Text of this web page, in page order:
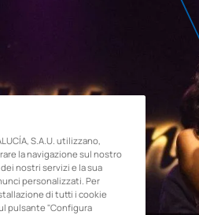
S.A.U. utilizzano,
la navigazione sul nostro
nostri servizi e la sua
personalizzati. Per
di tutti i cookie
pulsante "Configura